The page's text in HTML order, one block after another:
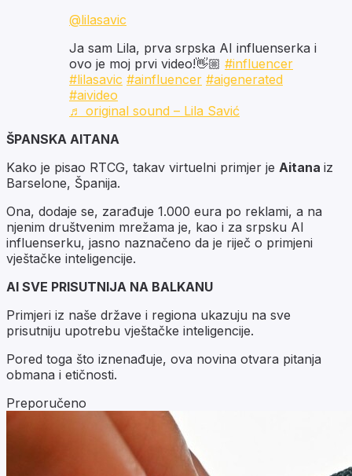
@lilasavic
Ja sam Lila, prva srpska AI influenserka i
ovo je moj prvi video!👋🏼 #influencer
#lilasavic #ainfluencer #aigenerated
#aivideo
♬ original sound – Lila Savić
ŠPANSKA AITANA
Kako je pisao RTCG, takav virtuelni primjer je Aitana iz
Barselone, Španija.
Ona, dodaje se, zarađuje 1.000 eura po reklami, a na
njenim društvenim mrežama je, kao i za srpsku AI
influenserku, jasno naznačeno da je riječ o primjeni
vještačke inteligencije.
AI SVE PRISUTNIJA NA BALKANU
Primjeri iz naše države i regiona ukazuju na sve
prisutniju upotrebu vještačke inteligencije.
Pored toga što iznenađuje, ova novina otvara pitanja
obmana i etičnosti.
Preporučeno